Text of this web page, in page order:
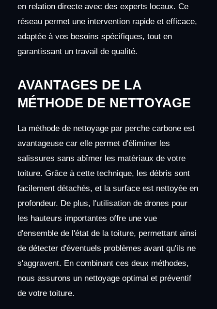
en relation directe avec des experts locaux. Ce
réseau permet une intervention rapide et efficace,
adaptée à vos besoins spécifiques, tout en
garantissant un travail de qualité.
AVANTAGES DE LA
MÉTHODE DE NETTOYAGE
La méthode de nettoyage par perche carbone est
avantageuse car elle permet d'éliminer les
salissures sans abîmer les matériaux de votre
toiture. Grâce à cette technique, les débris sont
facilement détachés, et la surface est nettoyée en
profondeur. De plus, l'utilisation de drones pour
les hauteurs importantes offre une vue
d'ensemble de l'état de la toiture, permettant ainsi
de détecter d'éventuels problèmes avant qu'ils ne
s'aggravent. En combinant ces deux méthodes,
nous assurons un nettoyage optimal et préventif
de votre toiture.